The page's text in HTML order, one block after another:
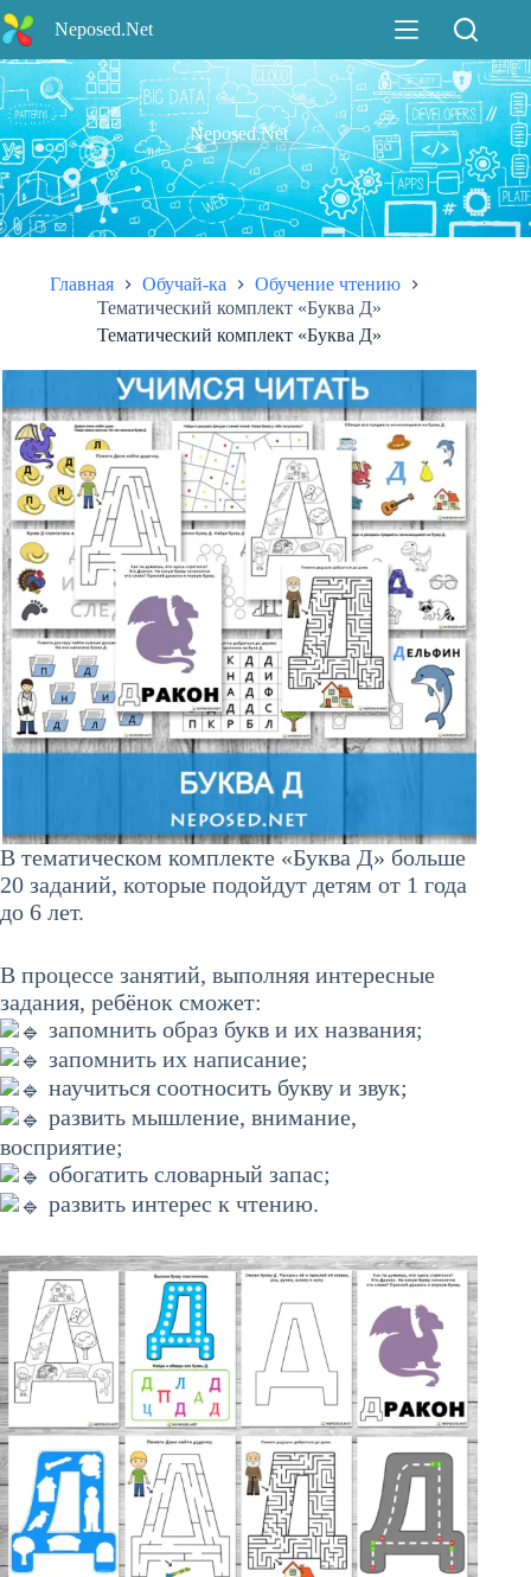
Перейти
к
сути
Neposed.Net
Neposed.Net
Главная Обучай-ка
Обучение чтению
Тематический комплект «Буква Д»
Тематический комплект «Буква Д»
В тематическом комплекте «Буква Д» больше
20 заданий, которые подойдут детям от 1 года
до 6 лет.
В процессе занятий, выполняя интересные
задания, ребёнок сможет:
запомнить образ букв и их названия;
запомнить их написание;
научиться соотносить букву и звук;
развить мышление, внимание,
восприятие;
обогатить словарный запас;
развить интерес к чтению.